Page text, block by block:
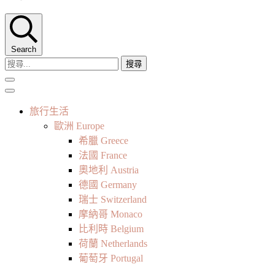
Search
搜
尋
關
旅行生活
歐洲 Europe
希臘 Greece
法國 France
奧地利 Austria
德國 Germany
瑞士 Switzerland
摩納哥 Monaco
比利時 Belgium
荷蘭 Netherlands
葡萄牙 Portugal